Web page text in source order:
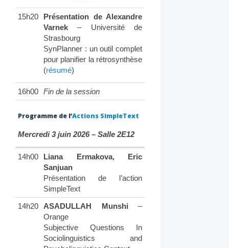
15h20
Présentation de Alexandre
Varnek– Université de
Strasbourg
SynPlanner : un outil complet
pour planifier la rétrosynthèse
(résumé)
16h00 Fin de la session
Programme de l’Actions SimpleText
Mercredi 3 juin 2026 – Salle 2E12
14h00
Liana Ermakova, Eric
Sanjuan
Présentation de l’action
SimpleText
14h20
ASADULLAH Munshi –
Orange
Subjective Questions In
Sociolinguistics and